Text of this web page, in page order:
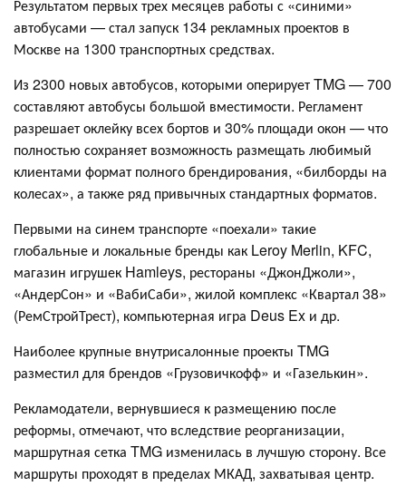
Результатом первых трех месяцев работы с «синими»
автобусами — стал запуск 134 рекламных проектов в
Москве на 1300 транспортных средствах.
Из 2300 новых автобусов, которыми оперирует TMG — 700
составляют автобусы большой вместимости. Регламент
разрешает оклейку всех бортов и 30% площади окон — что
полностью сохраняет возможность размещать любимый
клиентами формат полного брендирования, «билборды на
колесах», а также ряд привычных стандартных форматов.
Первыми на синем транспорте «поехали» такие
глобальные и локальные бренды как Leroy Merlin, KFC,
магазин игрушек Hamleys, рестораны «ДжонДжоли»,
«АндерСон» и «ВабиСаби», жилой комплекс «Квартал 38»
(РемСтройТрест), компьютерная игра Deus Ex и др.
Наиболее крупные внутрисалонные проекты TMG
разместил для брендов «Грузовичкофф» и «Газелькин».
Рекламодатели, вернувшиеся к размещению после
реформы, отмечают, что вследствие реорганизации,
маршрутная сетка TMG изменилась в лучшую сторону. Все
маршруты проходят в пределах МКАД, захватывая центр.